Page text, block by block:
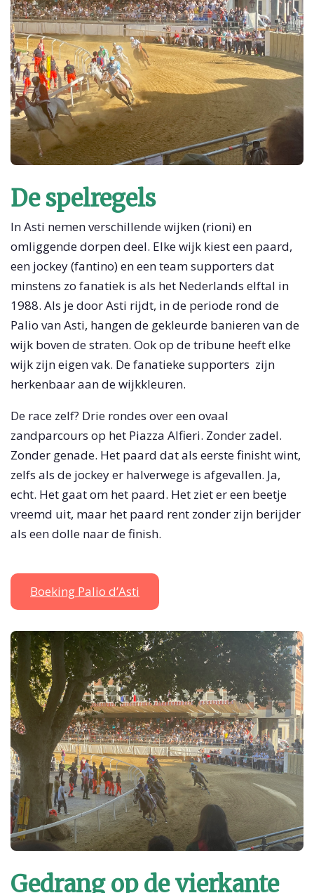
De spelregels
In Asti nemen verschillende wijken (rioni) en
omliggende dorpen deel. Elke wijk kiest een paard,
een jockey (fantino) en een team supporters dat
minstens zo fanatiek is als het Nederlands elftal in
1988. Als je door Asti rijdt, in de periode rond de
Palio van Asti, hangen de gekleurde banieren van de
wijk boven de straten. Ook op de tribune heeft elke
wijk zijn eigen vak. De fanatieke supporters zijn
herkenbaar aan de wijkkleuren.
De race zelf? Drie rondes over een ovaal
zandparcours op het Piazza Alfieri. Zonder zadel.
Zonder genade. Het paard dat als eerste finisht wint,
zelfs als de jockey er halverwege is afgevallen. Ja,
echt. Het gaat om het paard. Het ziet er een beetje
vreemd uit, maar het paard rent zonder zijn berijder
als een dolle naar de finish.
Boeking Palio d’Asti
Gedrang op de vierkante